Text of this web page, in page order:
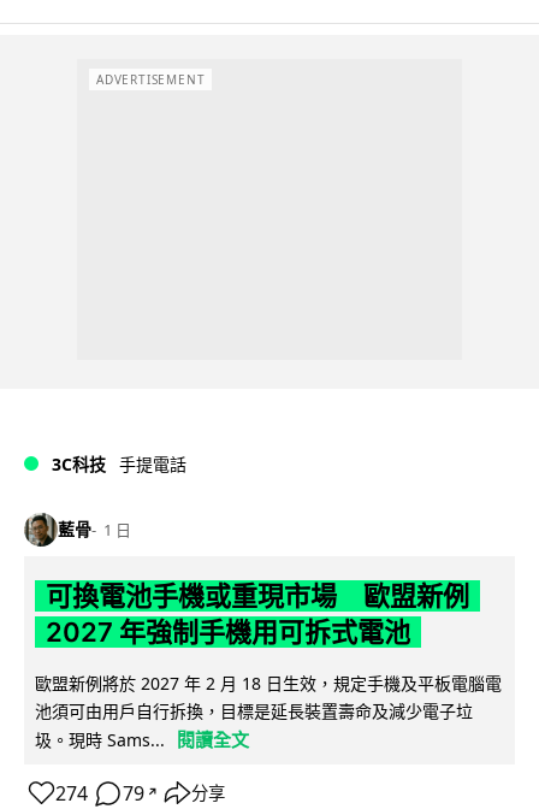
ADVERTISEMENT
3C科技 手提電話
藍骨 1 日
可換電池手機或重現市場 歐盟新例
2027 年強制手機用可拆式電池
歐盟新例將於 2027 年 2 月 18 日生效，規定手機及平板電腦電
池須可由用戶自行拆換，目標是延長裝置壽命及減少電子垃
圾。現時 Sams...
閱讀全文
274 79 ↗ 分享